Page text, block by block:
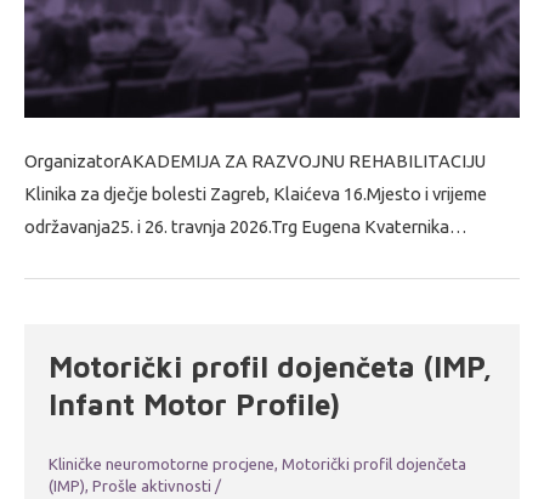
OrganizatorAKADEMIJA ZA RAZVOJNU REHABILITACIJU
Klinika za dječje bolesti Zagreb, Klaićeva 16.Mjesto i vrijeme
održavanja25. i 26. travnja 2026.Trg Eugena Kvaternika…
Motorički profil dojenčeta (IMP,
Infant Motor Profile)
Kliničke neuromotorne procjene, Motorički profil dojenčeta
(IMP), Prošle aktivnosti /